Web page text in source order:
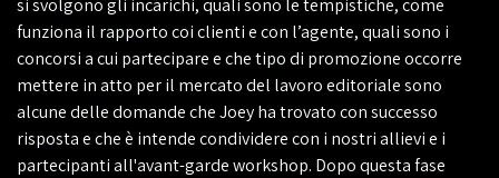
si svolgono gli incarichi, quali sono letempistiche, come
funziona il rapporto coi clienti e con l’agente, quali sono i
concorsi a cui parteciparee che tipo di promozione occorre
mettere in atto peril mercato del lavoro editorialesono
alcune delle domande che Joey ha trovato con successo
risposta e che è intende condividere con i nostri allievi e i
partecipanti all'avant-garde workshop. Dopo questa fase